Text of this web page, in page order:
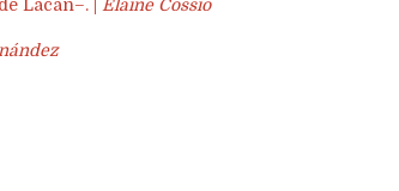
de Lacan–. | Elaine Cossío